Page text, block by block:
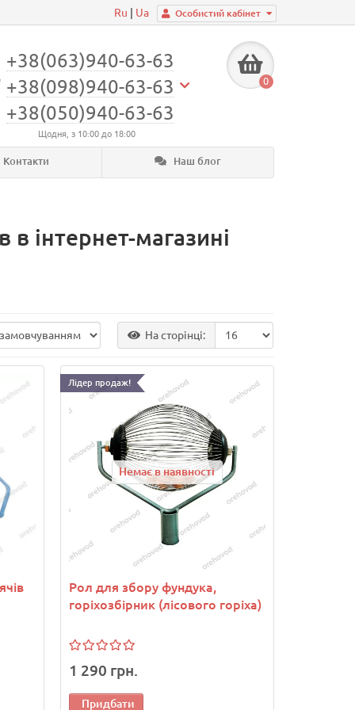
Особистий кабінет
Ru Ua
+38(063)940-63-63
+38(098)940-63-63
+38(050)940-63-63
Щодня, з 10:00 до 18:00
0
Контакти Наш блог
в інтернет-магазині
На сторінці:
Лідер продаж!
Немає в наявності
Рол для збору фундука,
горіхозбірник (лісового горіха)
1 290 грн.
Придбати